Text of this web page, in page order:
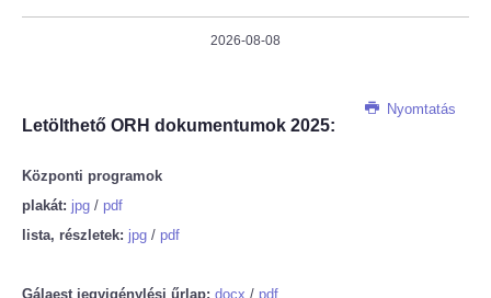
2026-08-08
Nyomtatás
Letölthető ORH dokumentumok 2025:
Központi programok
plakát: jpg / pdf
lista, részletek: jpg / pdf
Gálaest jegyigénylési űrlap: docx / pdf